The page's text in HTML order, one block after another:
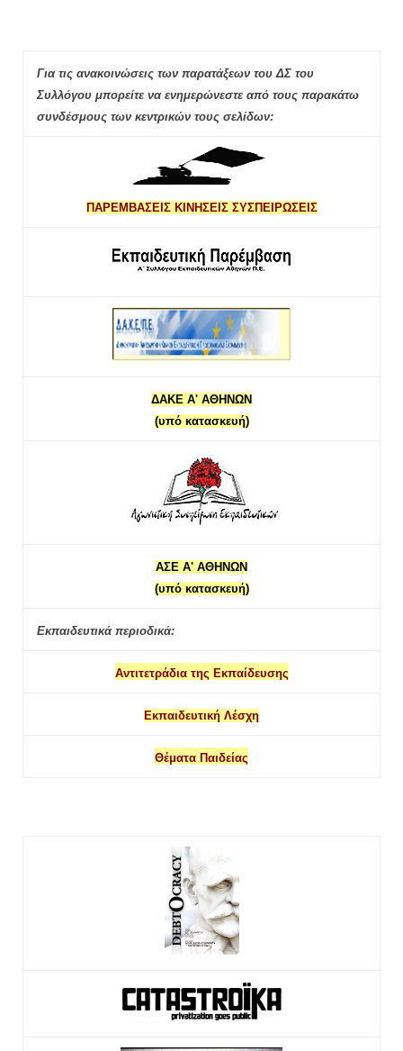
Για τις ανακοινώσεις των παρατάξεων του ΔΣ του
Συλλόγου μπορείτε να ενημερώνεστε από τους παρακάτω
συνδέσμους των κεντρικών τους σελίδων:
ΠΑΡΕΜΒΑΣΕΙΣ ΚΙΝΗΣΕΙΣ ΣΥΣΠΕΙΡΩΣΕΙΣ
ΔΑΚΕ Α' ΑΘΗΝΩΝ
(υπό κατασκευή)
ΑΣΕ Α' ΑΘΗΝΩΝ
(υπό κατασκευή)
Εκπαιδευτικά περιοδικά:
Αντιτετράδια της Εκπαίδευσης
Εκπαιδευτική Λέσχη
Θέματα Παιδείας